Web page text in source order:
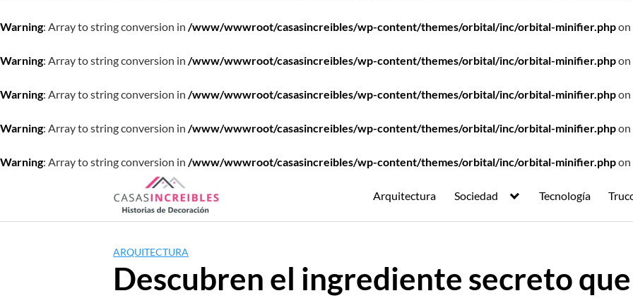
Warning: Array to string conversion in /www/wwwroot/casasincreibles/wp-content/themes/orbital/inc/orbital-minifier.php
Warning: Array to string conversion in /www/wwwroot/casasincreibles/wp-content/themes/orbital/inc/orbital-minifier.php
Warning: Array to string conversion in /www/wwwroot/casasincreibles/wp-content/themes/orbital/inc/orbital-minifier.php
Warning: Array to string conversion in /www/wwwroot/casasincreibles/wp-content/themes/orbital/inc/orbital-minifier.php
Warning: Array to string conversion in /www/wwwroot/casasincreibles/wp-content/themes/orbital/inc/orbital-minifier.php
Arquitectura Sociedad Tecnología
ARQUITECTURA
Descubren el ingrediente secreto que